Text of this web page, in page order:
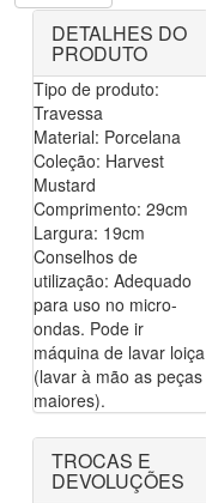
DETALHES DO
PRODUTO
Tipo de produto:
Travessa
Material: Porcelana
Coleção: Harvest
Mustard
Comprimento: 29cm
Largura: 19cm
Conselhos de
utilização: Adequado
para uso no micro-
ondas. Pode ir
máquina de lavar loiça
(lavar à mão as peças
maiores).
TROCAS E
DEVOLUÇÕES